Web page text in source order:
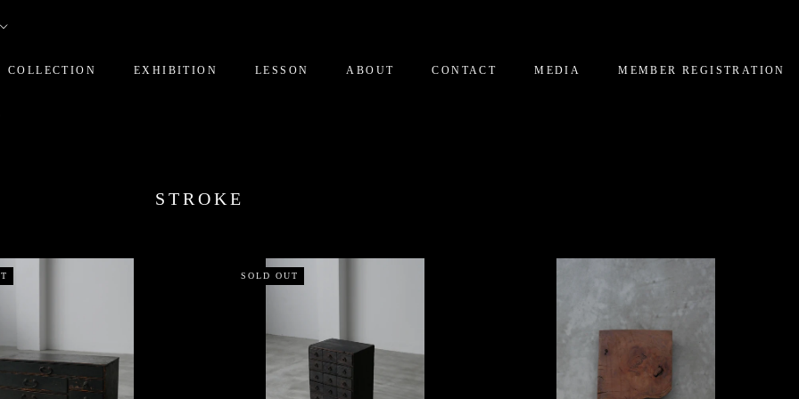
COLLECTION EXHIBITION LESSON ABOUT CONTACT MEDIA MEMBER REGISTRATION
STROKE
SOLD OUT